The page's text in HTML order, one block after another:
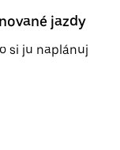
jazdy
si ju naplánuj